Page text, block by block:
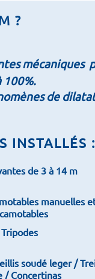
?
mécaniques
de
INSTALLÉS :
de 3 à 14 m
manuelles
soudé leger /
/ Concertinas